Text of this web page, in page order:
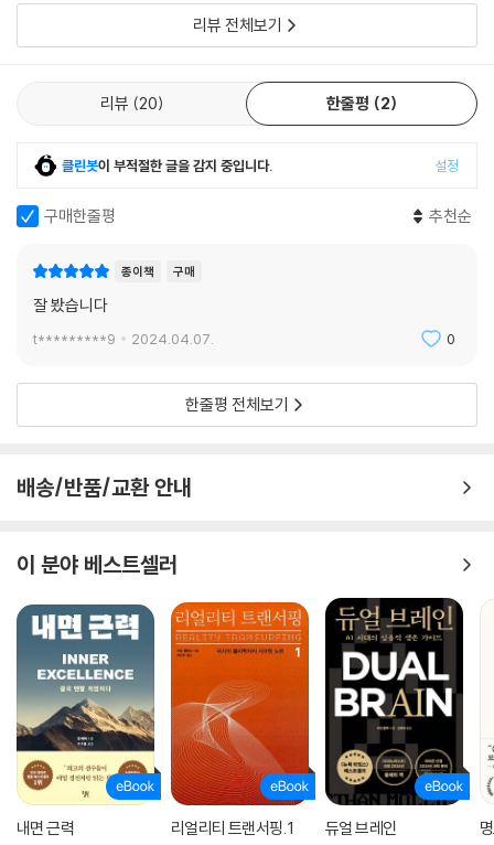
더 건강해야 하며, 더 긍정적으로 여겨야 하고, 더 많이 가져야 한다”는 생
각에 사로잡혀 있다. 저자는 이런 삶의 태도를 ‘영웅적 개인주의(heroic in
속도를 늦추지 못하고, 과도하게 자신을 밀어붙이며, 결승점에 다다라도
결코 만족하지 못한다.(14쪽) 마치 불교의 아귀(餓鬼)처럼 먹어도 먹어
붙이지 못한 채 허우적거리게 된다.
에 세차게 흔들리지만 밑동은 바위처럼 미동조차 없다. 굳센 뿌리가 땅에
바람 속에서도 흔들리지 않을 수 있는 것이다. 13세기에 활동한 신학자 마
이스터 에크하르트는 “깊고 묵직하게 안착할수록 높고 가볍게 날아오를
수 있다”고 말했다.(29쪽) 즉, 일상에 단단하게 뿌리내릴 때 비로소 지속
여러 연구에 따르면 행복은 현실에서 기대를 뺀 값이라고 한다. 그러므로
행복은 더 많은 것을 바라거나 얻기 위해 애쓰지 말고 현재의 삶을 잘 꾸리
직 다가오지 않은 내일에 대해 생각하는 것도 그만두어야 한다. 하지만 이
중’이라는 6가지 원리를 소개한다.
성과 전문가가 알려 주는
‘성과 대신 지속 가능한 성장과 행복을 좇는 법’
지금으로부터 수천 년 전, 야만의 세상에서 인간의 먼 조상들이 살아남을
수 있었던 이유는 무엇일까? 무자비한 힘? 상대적으로 뛰어난 지능? ‘취약
한 유인원’ 가설은 각자의 약점을 드러내고 이를 극복하기 위해 힘을 합치
며 연민과 유대를 강화한 무리가 살아남았다고 설명한다.(173쪽) 이는 현
재의 우리에게도 마찬가지다. 자신의 부족한 부분과 한계를 인정하면 나머
리뷰 전체보기
리뷰 20 한줄평 2
클린봇이 부적절한 글을 감지 중입니다. 설정
구매한줄평 추천순
종이책 구매
잘 봤습니다
t*********9 2024.04.07. 0
한줄평 전체보기
배송/반품/교환 안내
이 분야 베스트셀러
내면 근력 리얼리티 트랜서핑. 1 듀얼 브레인